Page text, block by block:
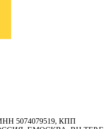
5074079519, КПП